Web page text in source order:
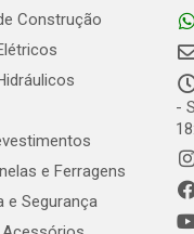
Construção
e Ferragens
e Segurança
-